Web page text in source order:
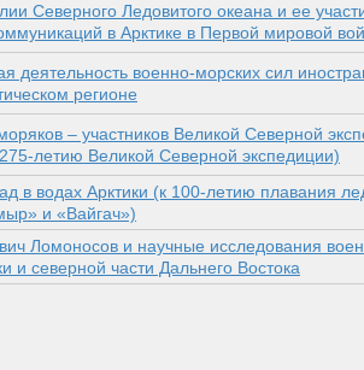
Северного Ледовитого океана и ее
в Арктике в Первой мировой
деятельность военно-морских сил
регионе
– участников Великой Северной
275-летию Великой Северной экспедиции)
в водах Арктики (к 100-летию плавания
и «Вайгач»)
Ломоносов и научные исследования
и северной части Дальнего Востока